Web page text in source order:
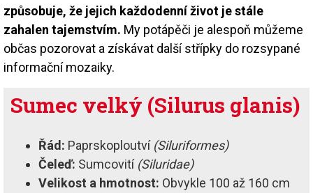
způsobuje, že jejich každodenní život je stále
zahalen tajemstvím. My potápěči je alespoň můžeme
občas pozorovat a získávat další střípky do rozsypané
informační mozaiky.
Sumec velký (Silurus glanis)
Řád: Paprskoploutví (Siluriformes)
Čeleď: Sumcovití (Siluridae)
Velikost a hmotnost: Obvykle 100 až 160 cm